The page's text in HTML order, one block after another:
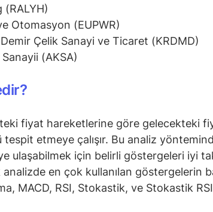
(RALYH)
Otomasyon (EUPWR)
Çelik Sanayi ve Ticaret (KRDMD)
(AKSA)
fiyat hareketlerine göre gelecekteki
etmeye çalışır. Bu analiz
ulaşabilmek için belirli göstergeleri iyi
en çok kullanılan göstergelerin
MACD, RSI, Stokastik, ve Stokastik